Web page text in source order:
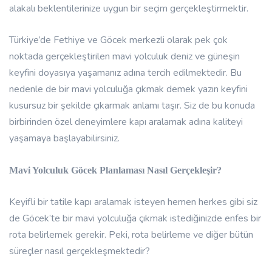
alakalı beklentilerinize uygun bir seçim gerçekleştirmektir.
Türkiye’de Fethiye ve Göcek merkezli olarak pek çok
noktada gerçekleştirilen mavi yolculuk deniz ve güneşin
keyfini doyasıya yaşamanız adına tercih edilmektedir. Bu
nedenle de bir mavi yolculuğa çıkmak demek yazın keyfini
kusursuz bir şekilde çıkarmak anlamı taşır. Siz de bu konuda
birbirinden özel deneyimlere kapı aralamak adına kaliteyi
yaşamaya başlayabilirsiniz.
Mavi Yolculuk Göcek Planlaması Nasıl Gerçekleşir?
Keyifli bir tatile kapı aralamak isteyen hemen herkes gibi siz
de Göcek’te bir mavi yolculuğa çıkmak istediğinizde enfes bir
rota belirlemek gerekir. Peki, rota belirleme ve diğer bütün
süreçler nasıl gerçekleşmektedir?